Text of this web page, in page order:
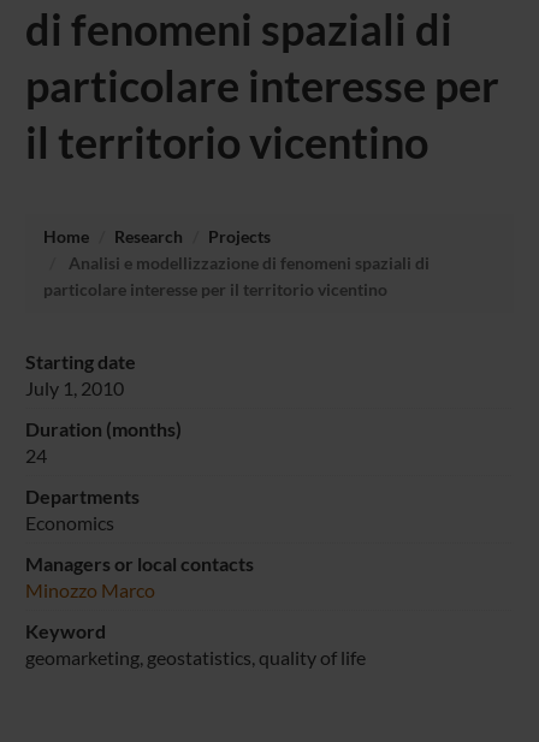
di fenomeni spaziali di
particolare interesse per
il territorio vicentino
Home Research
Projects
Analisi e modellizzazione di fenomeni spaziali di
particolare interesse per il territorio vicentino
Starting date
July 1, 2010
Duration (months)
24
Departments
Economics
Managers or local contacts
Minozzo Marco
Keyword
geomarketing, geostatistics, quality of life